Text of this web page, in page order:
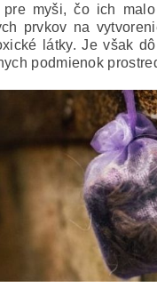
pre myši, čo ich
prvkov na
látky.Je však
podmienok